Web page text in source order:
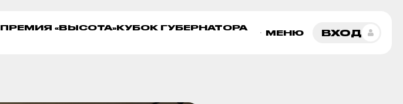
ПРЕМИЯ «ВЫСОТА»КУБОК ГУБЕРНАТОРА
МЕНЮ ВХОД